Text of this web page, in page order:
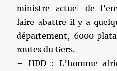
ministre actuel de
faire abattre il y a
département, 6000
routes du Gers.
– HDD : L’homme